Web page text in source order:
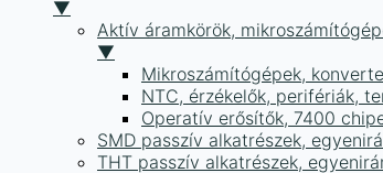
▼
Aktív áramkörök,
▼
Mikroszámítógépek,
NTC, érzékelők, perifériák,
Operatív erősítők, 7400
SMD passzív alkatrészek,
THT passzív alkatrészek,